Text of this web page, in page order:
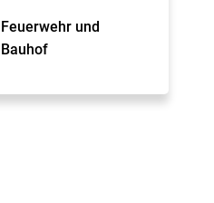
Feuerwehr und
Bauhof